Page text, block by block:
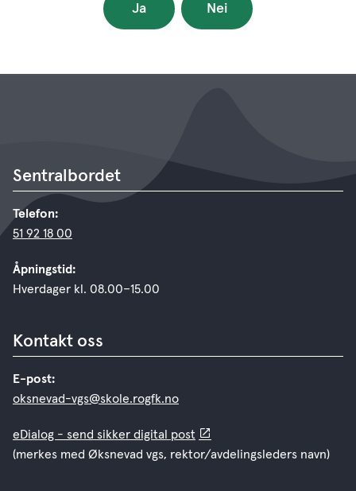
Ja Nei
Sentralbordet
Telefon:
51 92 18 00
Åpningstid:
Hverdager kl. 08.00–15.00
Kontakt oss
E-post:
oksnevad-vgs@skole.rogfk.no
eDialog - send sikker digital post
(merkes med Øksnevad vgs, rektor/avdelingsleders navn)